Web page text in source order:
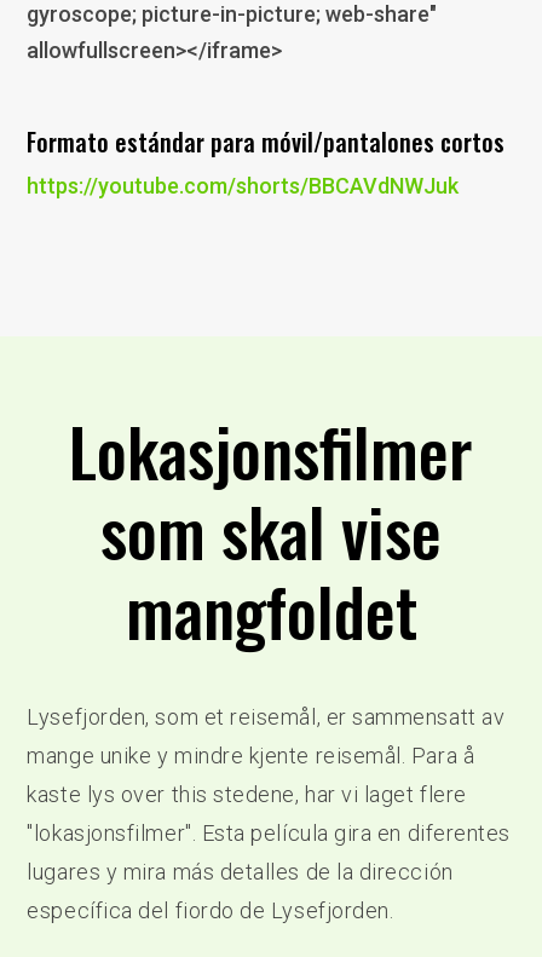
gyroscope; picture-in-picture; web-share"
allowfullscreen></iframe>
Formato estándar para móvil/pantalones cortos
https://youtube.com/shorts/BBCAVdNWJuk
Lokasjonsfilmer
som skal vise
mangfoldet
Lysefjorden, som et reisemål, er sammensatt av
mange unike y mindre kjente reisemål. Para å
kaste lys over this stedene, har vi laget flere
"lokasjonsfilmer". Esta película gira en diferentes
lugares y mira más detalles de la dirección
específica del fiordo de Lysefjorden.